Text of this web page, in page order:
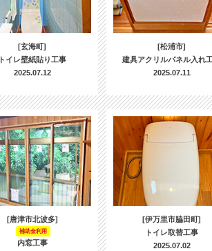
[玄海町]
トイレ壁紙貼り工事
2025.07.12
[松浦市]
建具アクリルパネル入れ
2025.07.11
[唐津市北波多]
補助金利用
内窓工事
[伊万里市脇田町]
トイレ取替工事
2025.07.02